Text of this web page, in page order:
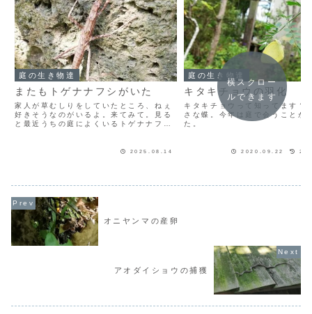
庭の生き物達
またもトゲナナフシがいた
家人が草むしりをしていたところ、ねぇ
好きそうなのがいるよ。来てみて。見る
と最近うちの庭によくいるトゲナナフシ
ようだ。背中や体中に棘があるからトゲ
2025.08.14
庭の生き物達
キタキチョウの羽化
キタキチョウって知ってます？
さな蝶。今年は庭で会うことが
た。
2020.09.22
横スクロー
ルできます
オニヤンマの産卵
アオダイショウの捕獲